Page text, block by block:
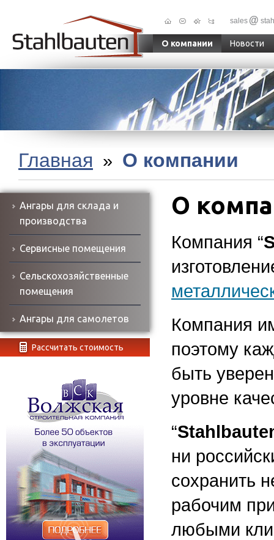
sales @
О компании Новости
Главная » О компании
Ангары для склада и
производства
Сервисные помещения
Сельскохозяйственные
помещения
Ангары для самолетов
Рассчитать стоимость
О
Компания “
Компания
поэтому
быть
уровне
“
ни
сохранить
рабочим
любыми